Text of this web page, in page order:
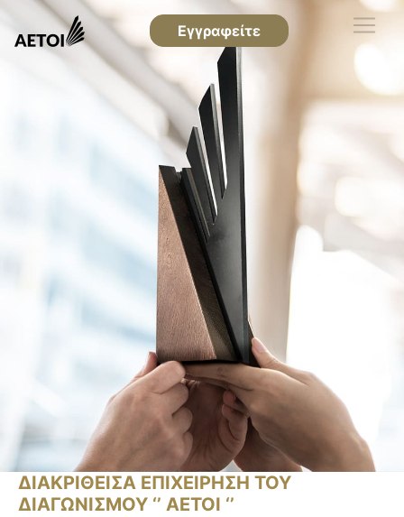
Εγγραφείτε
ΔΙΑΚΡΙΘΕΙΣΑ ΕΠΙΧΕΙΡΗΣΗ ΤΟΥ
ΔΙΑΓΩΝΙΣΜΟΥ ‘’ ΑΕΤΟΙ ‘’